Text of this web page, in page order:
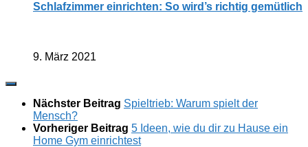
Schlafzimmer einrichten: So wird’s richtig gemütlich
9. März 2021
Nächster Beitrag Spieltrieb: Warum spielt der
Mensch?
Vorheriger Beitrag 5 Ideen, wie du dir zu Hause ein
Home Gym einrichtest